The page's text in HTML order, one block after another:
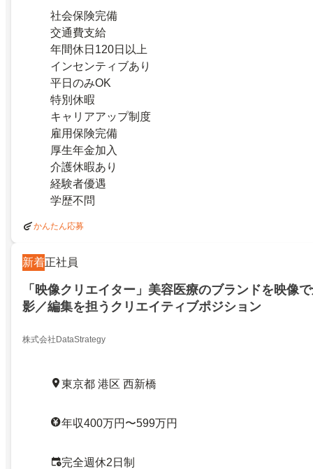
社会保険完備
交通費支給
年間休日120日以上
インセンティブあり
平日のみOK
特別休暇
キャリアアップ制度
雇用保険完備
厚生年金加入
介護休暇あり
経験者優遇
学歴不問
かんたん応募
新着正社員
「映像クリエイター」美容医療のブランドを映像
影／編集を担うクリエイティブポジション
株式会社DataStrategy
東京都 港区 西新橋
年収400万円〜599万円
完全週休2日制